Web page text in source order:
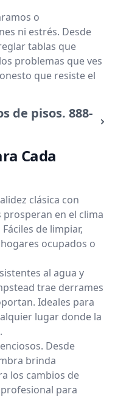
o
ni estrés. Desde
tablas que
problemas que ves
que resiste el
de pisos. 888-
Cada
clásica con
en el clima
de limpiar,
ocupados o
al agua y
trae derrames
Ideales para
lugar donde la
Desde
brinda
los cambios de
para